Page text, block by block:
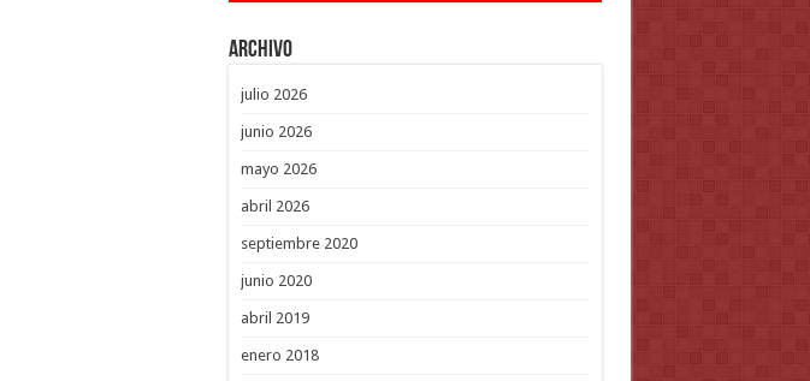
Archivo
julio 2026
junio 2026
mayo 2026
abril 2026
septiembre 2020
junio 2020
abril 2019
enero 2018